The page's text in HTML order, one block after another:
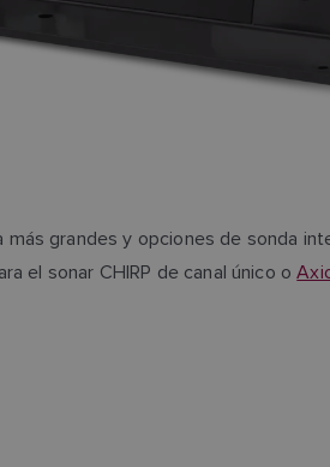
grandes y opciones de sonda
el sonar CHIRP de canal único o